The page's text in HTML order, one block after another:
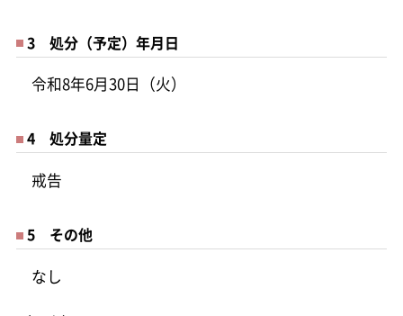
3 処分（予定）年月日
令和8年6月30日（火）
4 処分量定
戒告
5 その他
なし